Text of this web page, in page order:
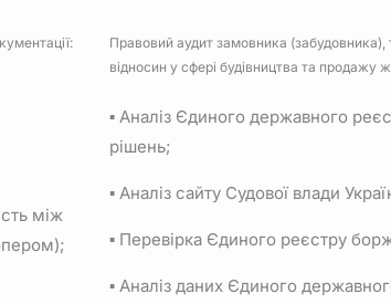
між
Правовий аудит замовника (забудовника),
відносин у сфері будівництва та продажу
▪ Аналіз Єдиного державного
рішень;
▪ Аналіз сайту Судової влади
▪ Перевірка Єдиного реєстру
▪ Аналіз даних Єдиного